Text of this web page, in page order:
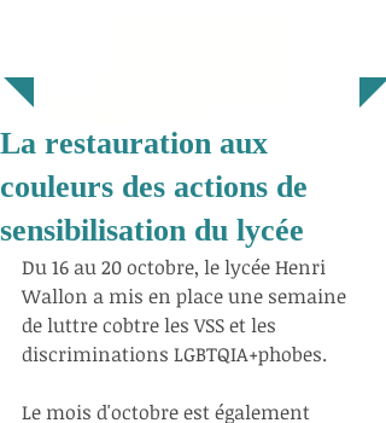
La restauration aux
couleurs des actions de
sensibilisation du lycée
Du 16 au 20 octobre, le lycée Henri
Wallon a mis en place une semaine
de luttre cobtre les VSS et les
discriminations LGBTQIA+phobes.
Le mois d'octobre est également